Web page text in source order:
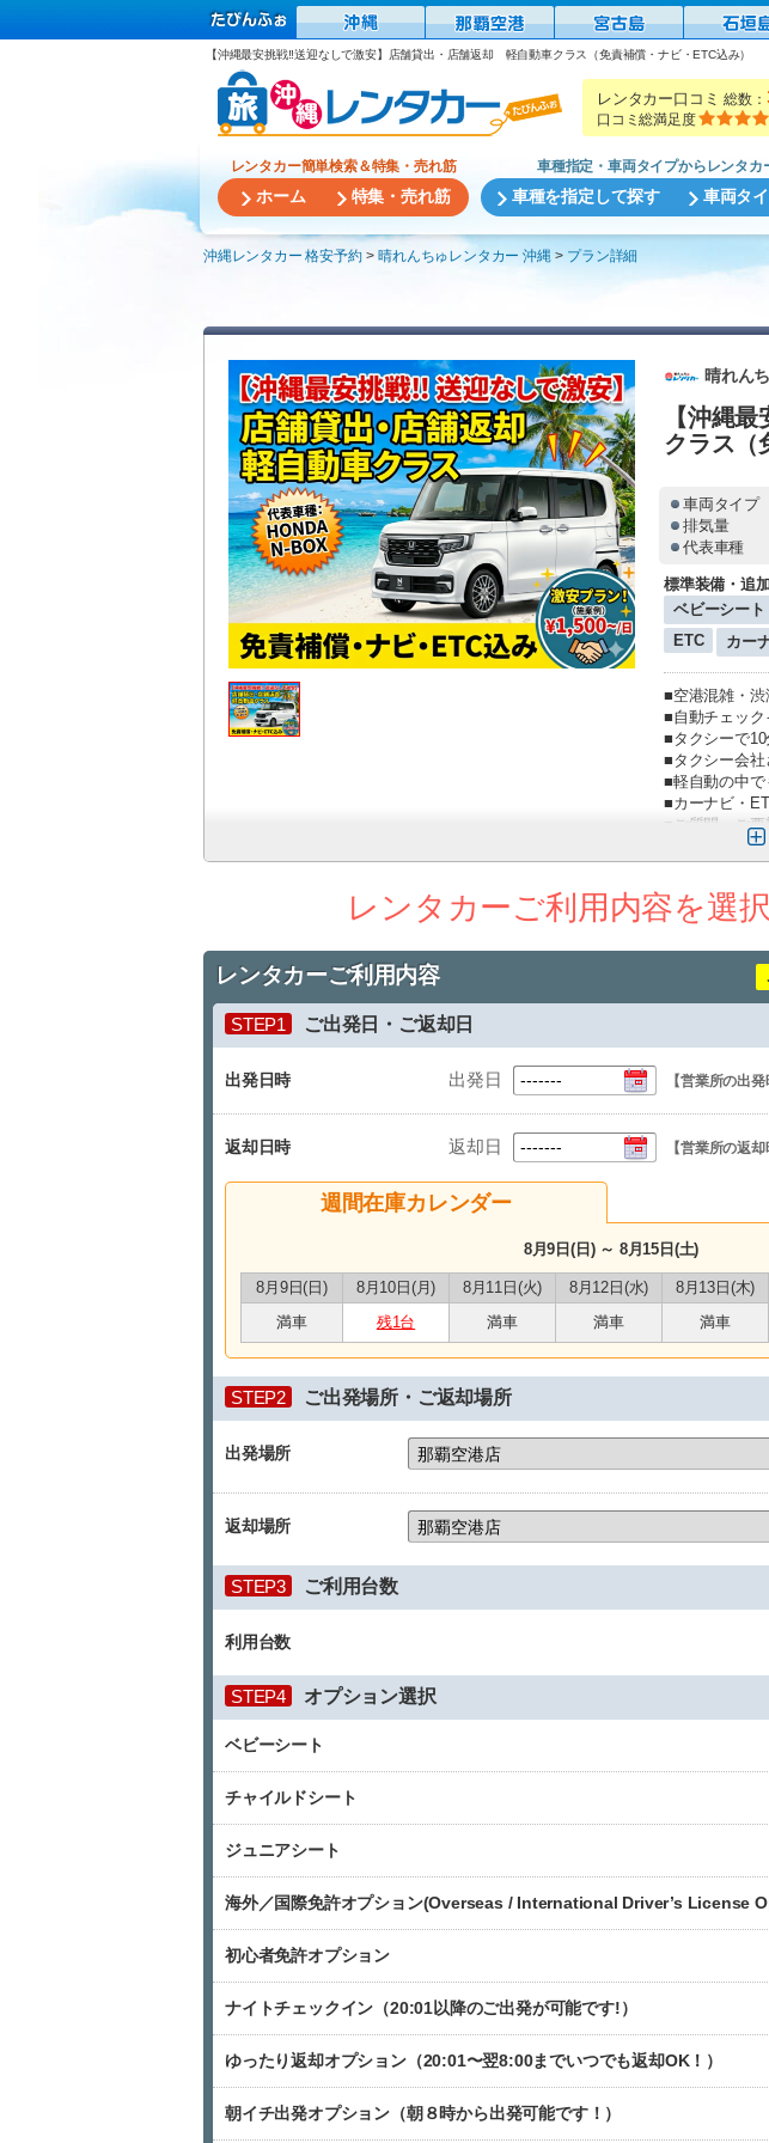
【沖縄最安挑戦!!送迎なしで激安】店舗貸出・店舗返却 軽自動車クラス（免責補償・ナビ・ETC込み）
レンタカー口コミ 総数：
口コミ総満足度
レンタカー簡単検索＆特集・売れ筋
ホーム 特集・売れ筋
車種指定・車両タイプからレンタカ
車種を指定して探す 車両タ
沖縄レンタカー 格安予約 晴れんちゅレンタカー 沖縄 プラン詳細
晴れん
【沖縄
クラス（
車両タイプ
排気量
代表車種
標準装備・追
ベビーシート
ETC
カー
■空港混雑・
■自動チェック
■タクシーで10
■タクシー会社
■軽自動の中で
■カーナビ・
■ご質問・ご
予約係直通
Mail：
レンタカーご利用内容を選
レンタカーご利用内容
STEP1 ご出発日・ご返却日
出発日時 出発日 【営業所の出発
返却日時 返却日 【営業所の返却
週間在庫カレンダー
8月9日(日) ～ 8月15日(土)
8月9日(日) 8月10日(月) 8月11日(火) 8月12日(水) 8月13日(木)
満車
残1台 満車 満車 満車
STEP2 ご出発場所・ご返却場所
出発場所
返却場所
STEP3 ご利用台数
利用台数
STEP4 オプション選択
ベビーシート
チャイルドシート
ジュニアシート
海外／国際免許オプション(Overseas / International Driver’s License
初心者免許オプション
ナイトチェックイン（20:01以降のご出発が可能です!）
ゆったり返却オプション（20:01〜翌8:00までいつでも返却OK！）
朝イチ出発オプション（朝８時から出発可能です！）